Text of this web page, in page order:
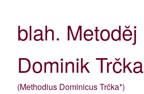
blah. Metoděj
Dominik Trčka
(Methodius Dominicus Trčka*)